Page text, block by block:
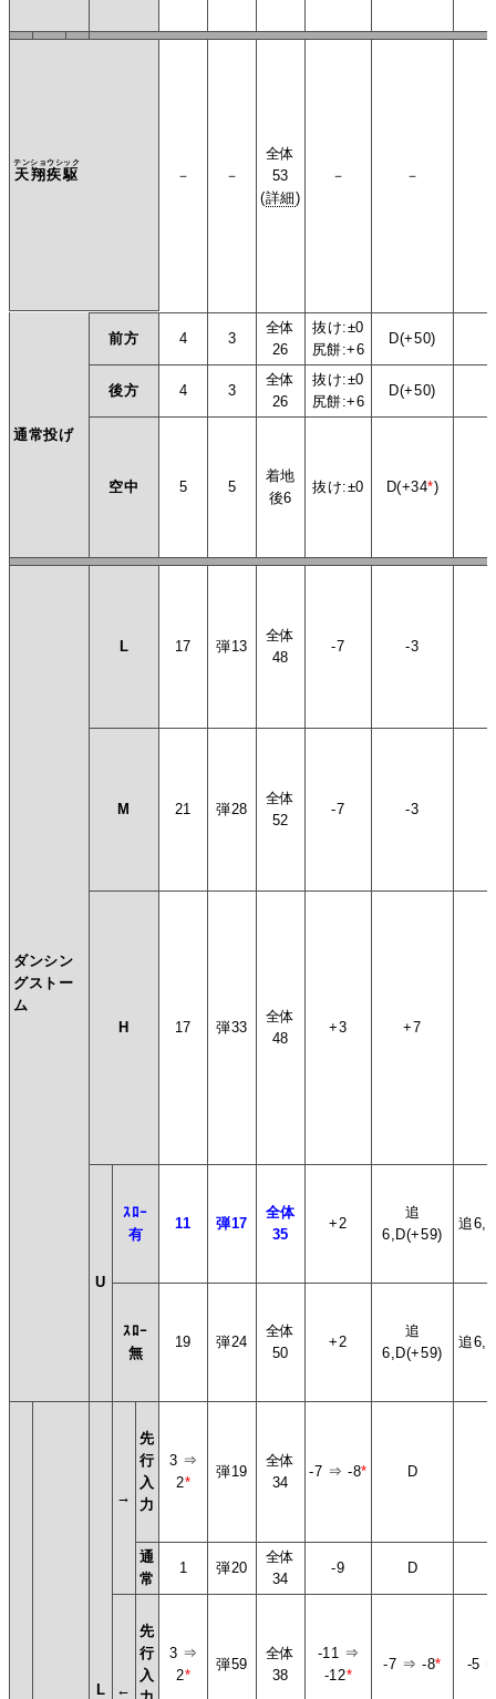
天翔疾駆
テンショウシック
－ －
全体
53
(詳細)
－ －
通常投げ
前方 4 3
全体
26
抜け:±0
尻餅:+6
D(+50)
後方 4 3
全体
26
抜け:±0
尻餅:+6
D(+50)
空中 5 5
着地
後6
抜け:±0 D(+34*)
ダンシン
グストー
ム
L 17 弾13
全体
48
-7 -3
M 21 弾28
全体
52
-7 -3
H 17 弾33
全体
48
+3 +7
U
ｽﾛｰ
有
11 弾17
全体
35
+2
追
6,D(+59)
追
ｽﾛｰ
無
19 弾24
全体
50
+2
追
6,D(+59)
追
L
→
先
行
入
力
3 ⇒
2*
弾19
全体
34
-7 ⇒ -8* D
通
常
1 弾20
全体
34
-9 D
←
先
行
入
3 ⇒
2*
弾59
全体
38
-11 ⇒
-12*
-7 ⇒ -8* -5